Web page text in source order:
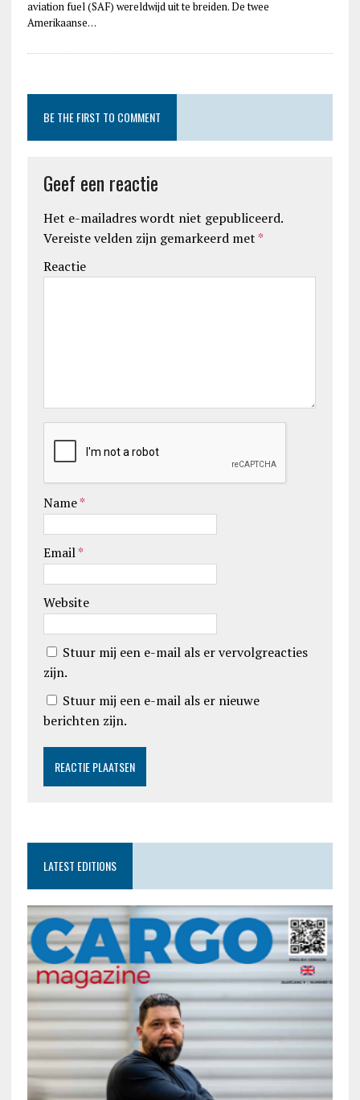
aviation fuel (SAF) wereldwijd uit te breiden. De twee
Amerikaanse…
BE THE FIRST TO COMMENT
Geef een reactie
Het e-mailadres wordt niet gepubliceerd.
Vereiste velden zijn gemarkeerd met *
Reactie
Name*
Email*
Website
Stuur mij een e-mail als er vervolgreacties
zijn.
Stuur mij een e-mail als er nieuwe
berichten zijn.
LATEST EDITIONS